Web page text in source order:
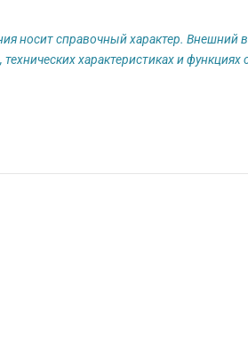
носит справочный характер.
характеристиках и функциях